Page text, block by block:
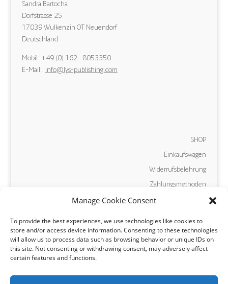
Manage Cookie Consent
To provide the best experiences, we use technologies like cookies to
store and/or access device information. Consenting to these technologies
will allow us to process data such as browsing behavior or unique IDs on
this site. Not consenting or withdrawing consent, may adversely affect
certain features and functions.
Sandra Bartocha
Dorfstrasse 25
17039 Wulkenzin OT Neuendorf
Deutschland
Mobil: +49 (0) 162 . 8053350
E-Mail: info@lys-publishing.com
SHOP
Einkaufswagen
Widerrufsbelehrung
Zahlungsmethoden
Versand und Lieferung
Vertrag widerrufen
Alle Preise inkl. gesetzlicher Umsatzsteuer.